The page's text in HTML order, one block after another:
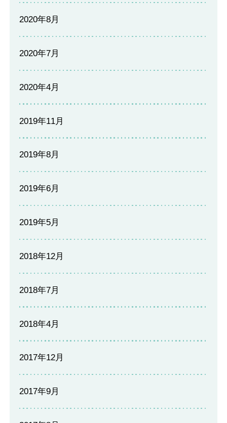
2020年8月
2020年7月
2020年4月
2019年11月
2019年8月
2019年6月
2019年5月
2018年12月
2018年7月
2018年4月
2017年12月
2017年9月